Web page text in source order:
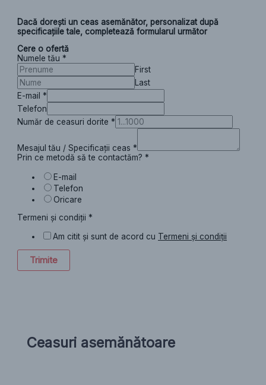
Dacă dorești un ceas asemănător, personalizat după
specificațiile tale, completează formularul următor
Cere o ofertă
Numele tău*
First
Last
E-mail*
Telefon
Număr de ceasuri dorite*
Mesajul tău / Specificații ceas*
Prin ce metodă să te contactăm?*
E-mail
Telefon
Oricare
Termeni și condiții*
Am citit și sunt de acord cu Termeni și condiții
Trimite
Ceasuri asemănătoare